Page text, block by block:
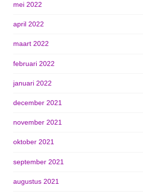
mei 2022
april 2022
maart 2022
februari 2022
januari 2022
december 2021
november 2021
oktober 2021
september 2021
augustus 2021